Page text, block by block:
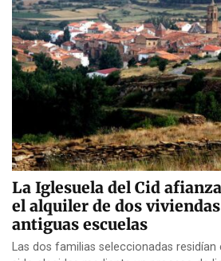
La Iglesuela del Cid
el alquiler de dos
antiguas escuelas
Las dos familias seleccionadas residían